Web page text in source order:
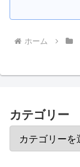
ホーム
カテゴリー